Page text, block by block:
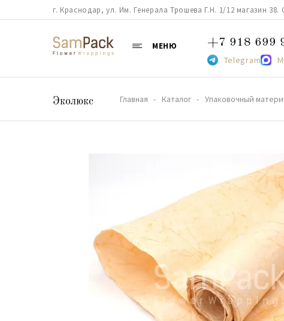
г. Краснодар, ул. Им. Генерала Трошева Г.Н. 1/12 магазин
МЕНЮ +7 918 699
Telegram
Эколюкс Главная Каталог Упаковочный